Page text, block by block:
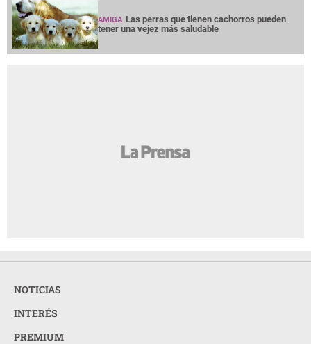
AMIGA Las perras que tienen cachorros pueden
tener una vejez más saludable
NOTICIAS
INTERÉS
PREMIUM